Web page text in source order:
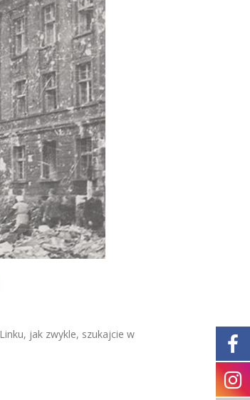
jak zwykle, szukajcie w